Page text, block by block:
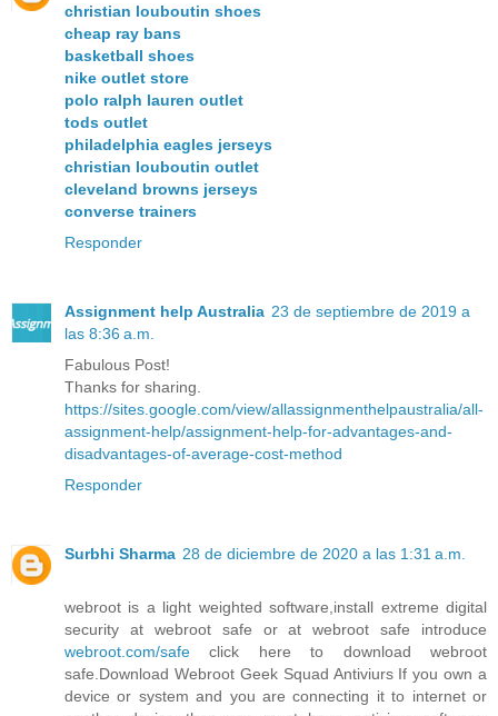
christian louboutin shoes
cheap ray bans
basketball shoes
nike outlet store
polo ralph lauren outlet
tods outlet
philadelphia eagles jerseys
christian louboutin outlet
cleveland browns jerseys
converse trainers
Responder
Assignment help Australia 23 de septiembre de 2019 a
las 8:36 a.m.
Fabulous Post!
Thanks for sharing.
https://sites.google.com/view/allassignmenthelpaustralia/all-
assignment-help/assignment-help-for-advantages-and-
disadvantages-of-average-cost-method
Responder
Surbhi Sharma 28 de diciembre de 2020 a las 1:31 a.m.
webroot is a light weighted software,install extreme digital
security at webroot safe or at webroot safe introduce
webroot.com/safe click here to download webroot
safe.Download Webroot Geek Squad Antiviurs If you own a
device or system and you are connecting it to internet or